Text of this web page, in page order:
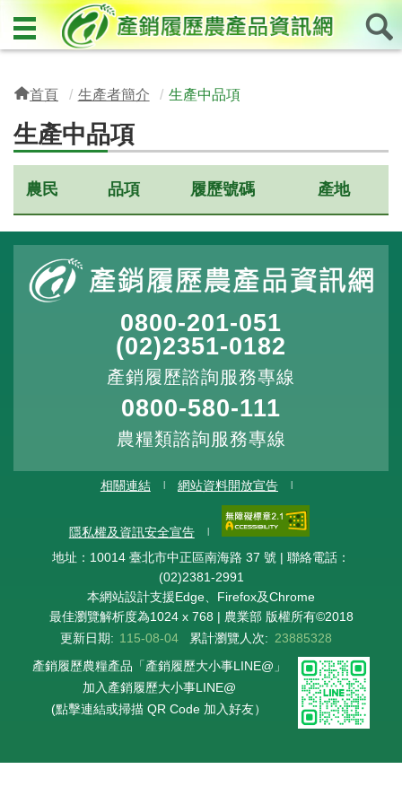
首頁 生產者簡介 生產中品項
生產中品項
農民 品項 履歷號碼 產地
0800-201-051
(02)2351-0182
產銷履歷諮詢服務專線
0800-580-111
農糧類諮詢服務專線
相關連結 網站資料開放宣告
隱私權及資訊安全宣告
地址：10014 臺北市中正區南海路 37 號 | 聯絡電話：
(02)2381-2991
本網站設計支援Edge、Firefox及Chrome
最佳瀏覽解析度為1024 x 768 | 農業部 版權所有©2018
更新日期: 115-08-04 累計瀏覽人次: 23885328
產銷履歷農糧產品「產銷履歷大小事LINE@」
加入產銷履歷大小事LINE@
(點擊連結或掃描 QR Code 加入好友）